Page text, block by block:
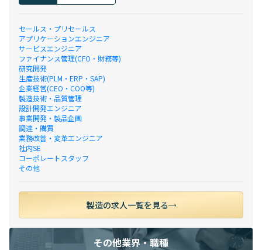
セールス・プリセールス
アプリケーションエンジニア
サービスエンジニア
ファイナンス管理(CFO・財務等)
研究開発
生産技術(PLM・ERP・SAP)
企業経営(CEO・COO等)
製造技術・品質管理
設計開発エンジニア
事業開発・製品企画
調達・購買
業務改善・変革エンジニア
社内SE
コーポレートスタッフ
その他
製造の求人一覧を見る
その他業界・職種